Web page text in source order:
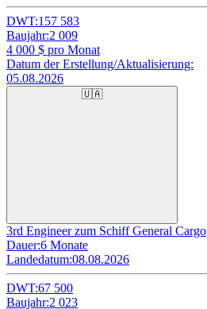
DWT:157 583
Baujahr:2 009
4 000 $ pro Monat
Datum der Erstellung/Aktualisierung:
05.08.2026
🇺🇦
3rd Engineer zum Schiff General Cargo
Dauer:6 Monate
Landedatum:08.08.2026
DWT:67 500
Baujahr:2 023